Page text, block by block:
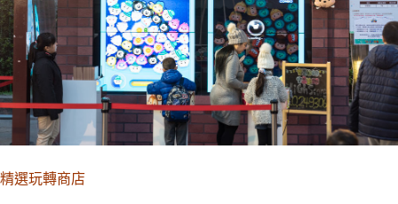
精選玩轉商店